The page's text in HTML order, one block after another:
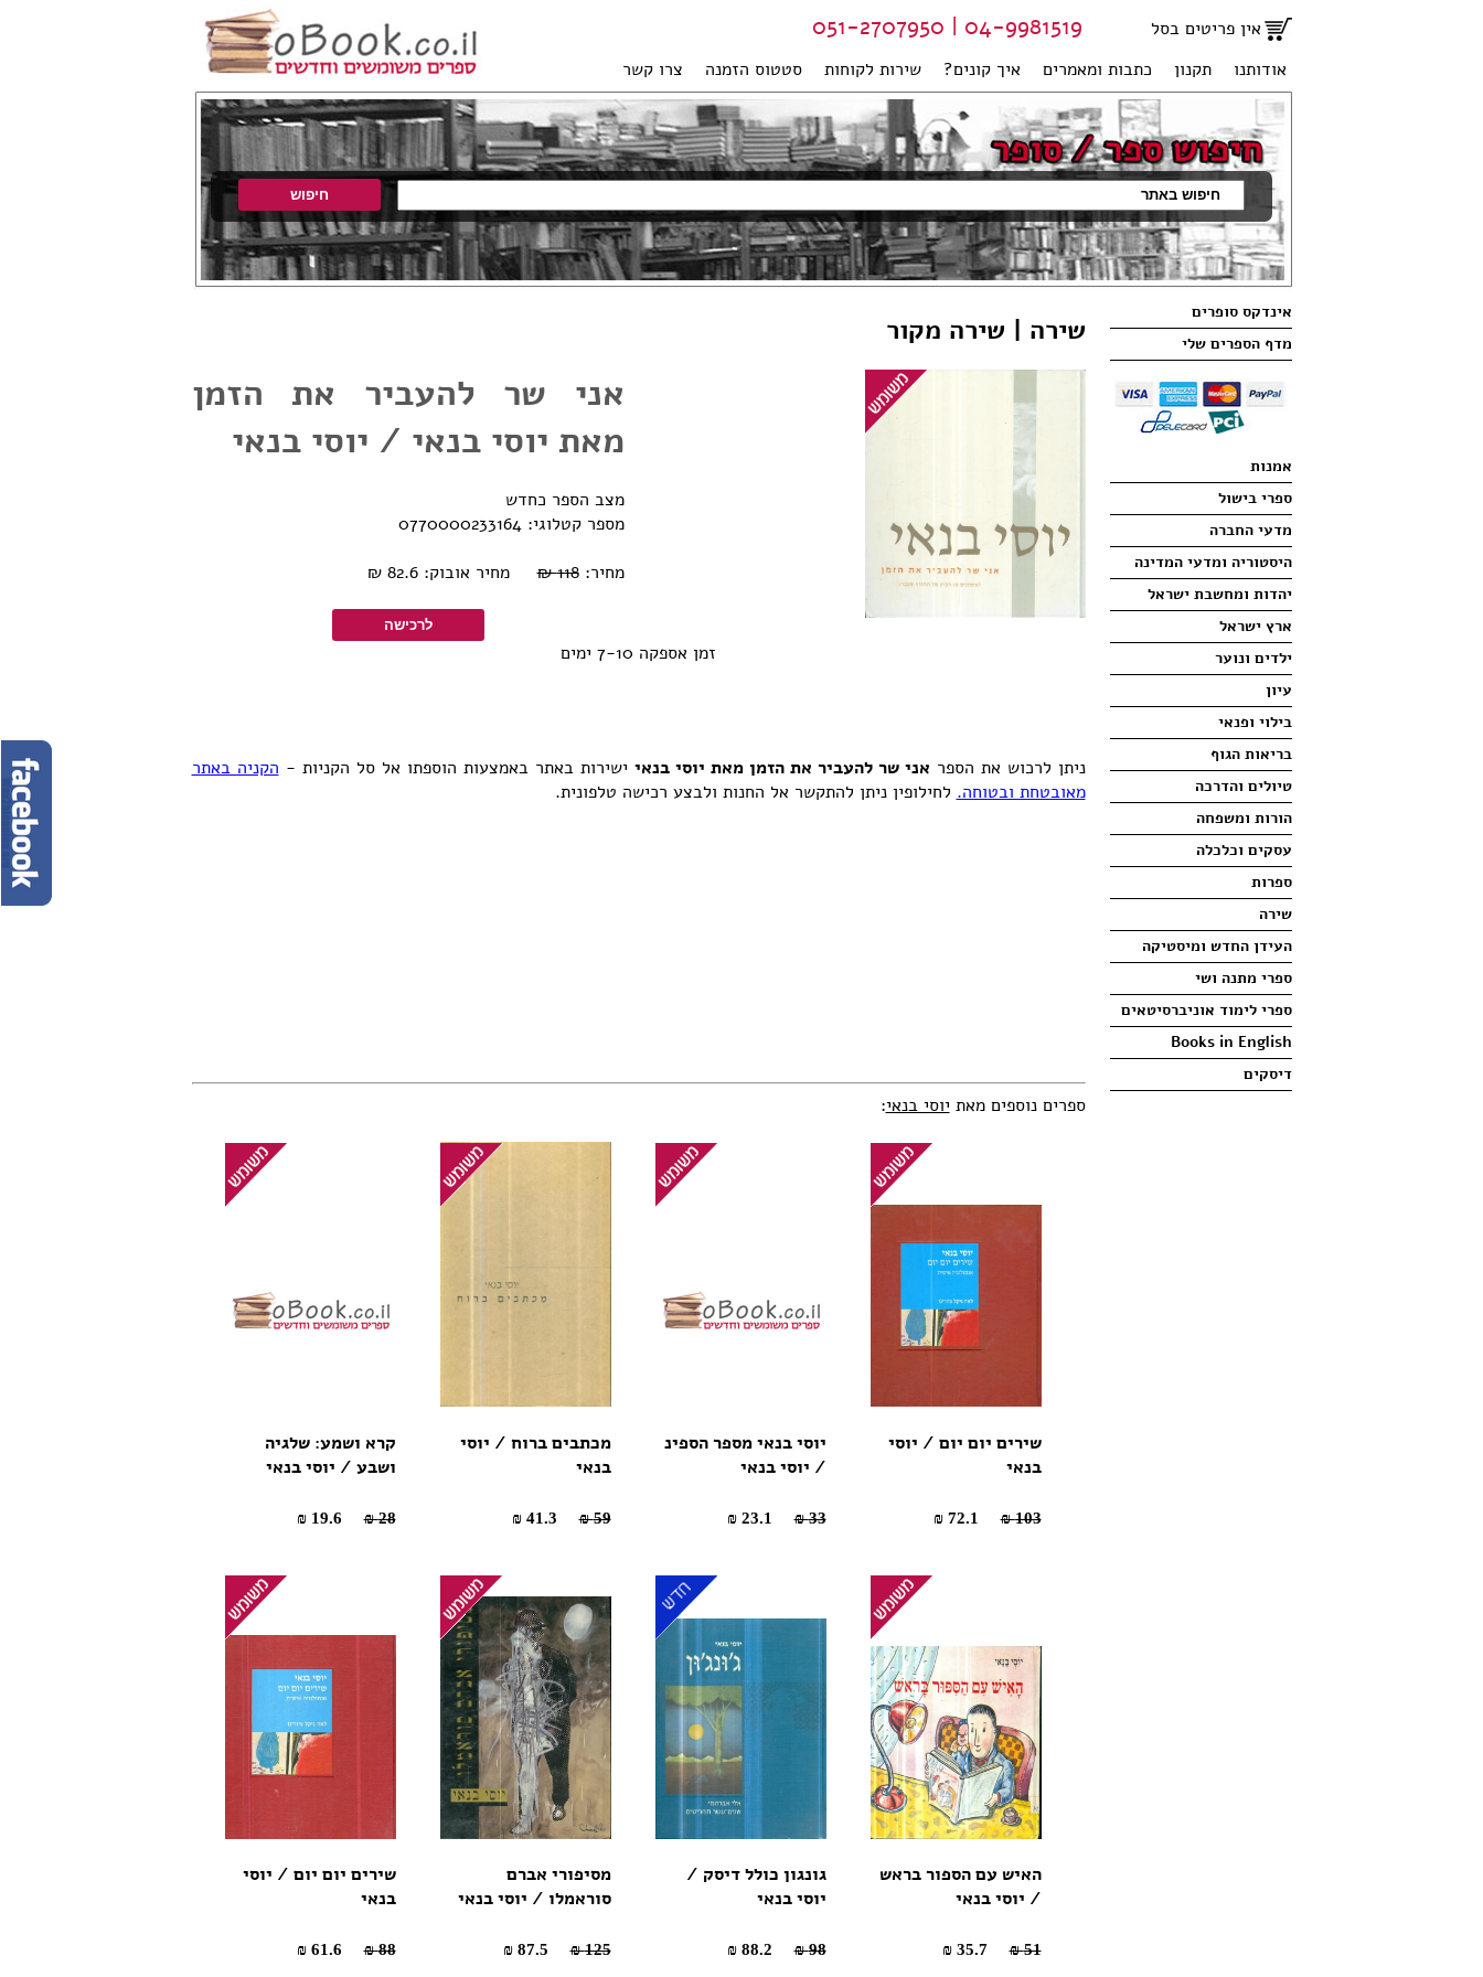
אין פריטים בסל
אודותנו
תקנון כתבות ומאמרים איך קונים? שירות לקוחות סטטוס הזמנה צרו קשר
04-9981519 | 051-2707950
אינדקס סופרים
מדף הספרים שלי
אמנות
ספרי בישול
מדעי החברה
היסטוריה ומדעי המדינה
יהדות ומחשבת ישראל
ארץ ישראל
ילדים ונוער
עיון
בילוי ופנאי
בריאות הגוף
טיולים והדרכה
הורות ומשפחה
עסקים וכלכלה
ספרות
שירה
העידן החדש ומיסטיקה
ספרי מתנה ושי
ספרי לימוד אוניברסיטאים
Books in English
דיסקים
שירה | שירה מקור
אני שר להעביר את הזמן
מאת יוסי בנאי / יוסי בנאי
מצב הספר כחדש
מספר קטלוגי: 0770000233164
מחיר:118 ₪ מחיר אובוק: 82.6 ₪
זמן אספקה 7-10 ימים
ניתן לרכוש את הספר אני שר להעביר את הזמן מאת יוסי בנאי ישירות באתר באמצעות הוספתו אל סל הקניות - הקניה באתר
מאובטחת ובטוחה. לחילופין ניתן להתקשר אל החנות ולבצע רכישה טלפונית.
ספרים נוספים מאת יוסי בנאי:
שירים יום יום / יוסי
בנאי
103 ₪
72.1 ₪
יוסי בנאי מספר הספינ
/ יוסי בנאי
33 ₪
23.1 ₪
מכתבים ברוח / יוסי
בנאי
59 ₪
41.3 ₪
קרא ושמע: שלגיה
ושבע / יוסי בנאי
28 ₪
19.6 ₪
האיש עם הספור בראש
/ יוסי בנאי
51 ₪
35.7 ₪
גונגון כולל דיסק /
יוסי בנאי
98 ₪
88.2 ₪
מסיפורי אברם
סוראמלו / יוסי בנאי
125 ₪
87.5 ₪
שירים יום יום / יוסי
בנאי
88 ₪
61.6 ₪